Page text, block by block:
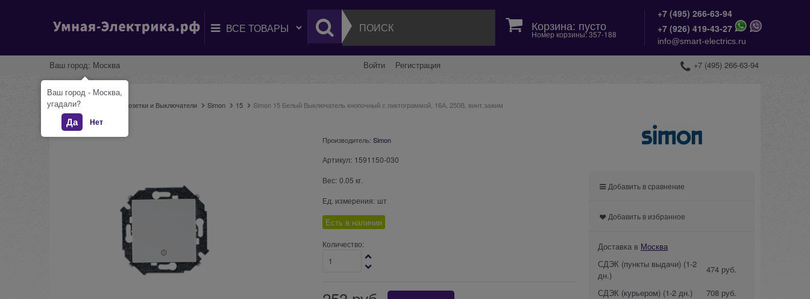
Корзина: пусто
Номер корзины: 357-188
+7 (495) 266-63-94
+7 (926) 419-43-27
info@smart-electrics.ru
Ваш город: Москва Войти Регистрация +7 (495) 266-63-94
Главная Розетки и Выключатели Simon 15 Simon 15 Белый Выключатель кнопочный с пиктограммой, 16А, 250В, винт.зажим
Производитель: Simon
Артикул: 1591150-030
Вес: 0.05 кг.
Ед. измерения: шт
Есть в наличии
Количество:
Добавить в сравнение
Добавить в избранное
Доставка в Москва
СДЭК (пункты выдачи) (1-2
дн.)
474 руб.
СДЭК (курьером) (1-2 дн.)
708 руб.
Ваш город - Москва,
угадали?
Да Нет